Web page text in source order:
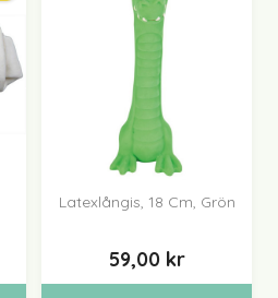
Latexlångis, 18 Cm, Grön
59,00 kr